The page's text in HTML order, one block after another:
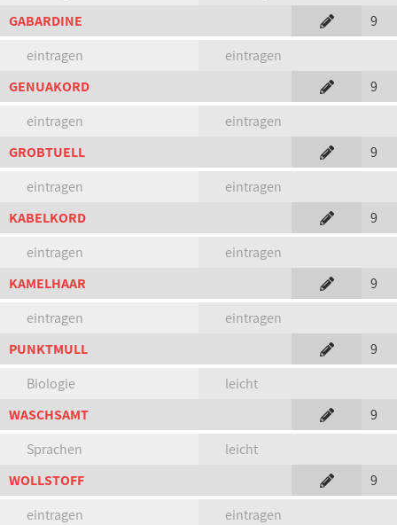
GABARDINE
9
eintragen
eintragen
GENUAKORD
9
eintragen
eintragen
GROBTUELL
9
eintragen
eintragen
KABELKORD
9
eintragen
eintragen
KAMELHAAR
9
eintragen
eintragen
PUNKTMULL
9
Biologie
leicht
WASCHSAMT
9
Sprachen
leicht
WOLLSTOFF
9
eintragen
eintragen